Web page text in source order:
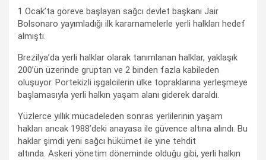
1 Ocak’ta göreve başlayan sağcı devlet başkanı Jair
Bolsonaro yayımladığı ilk kararnamelerle yerli halkları hedef
almıştı.
Brezilya’da yerli halklar olarak tanımlanan halklar, yaklaşık
200’ün üzerinde gruptan ve 2 binden fazla kabileden
oluşuyor. Portekizli işgalcilerin ülke topraklarına yerleşmeye
başlamasıyla yerli halkın yaşam alanı giderek daraldı.
Yüzlerce yıllık mücadeleden sonras yerlilerinin yaşam
hakları ancak 1988’deki anayasa ile güvence altına alındı. Bu
haklar şimdi yeni sağcı hükümet ile yine tehdit
altında. Askeri yönetim döneminde olduğu gibi, yerli halkın